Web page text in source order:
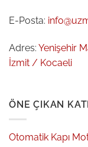
E-Posta:
Adres: Yenişehir
İzmit / Kocaeli
ÖNE ÇIKAN
Otomatik Kapı